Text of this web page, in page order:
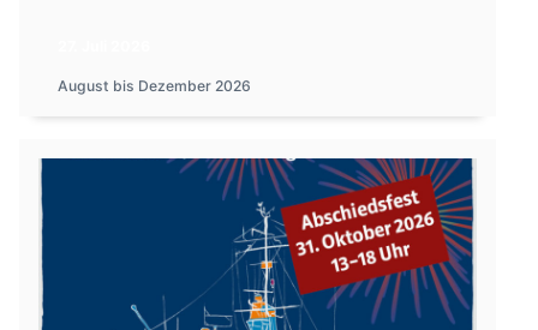
August bis Dezember 2026